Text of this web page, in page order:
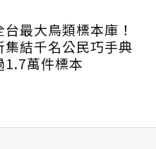
台最大鳥類標本庫！
集結千名公民巧手典
1.7萬件標本